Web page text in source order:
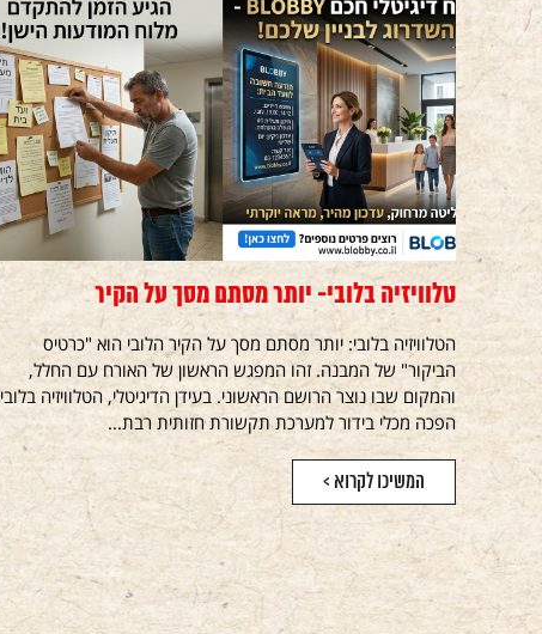
טלוויזיה בלובי- יותר מסתם מסך על הקיר
הטלוויזיה בלובי: יותר מסתם מסך על הקיר הלובי הוא "כרטיס
הביקור" של המבנה. זהו המפגש הראשון של האורח עם החלל,
והמקום שבו נוצר הרושם הראשוני. בעידן הדיגיטלי, הטלוויזיה בלובי
הפכה מכלי בידור למערכת תקשורת חזותית רבת...
המשיכו לקרוא >